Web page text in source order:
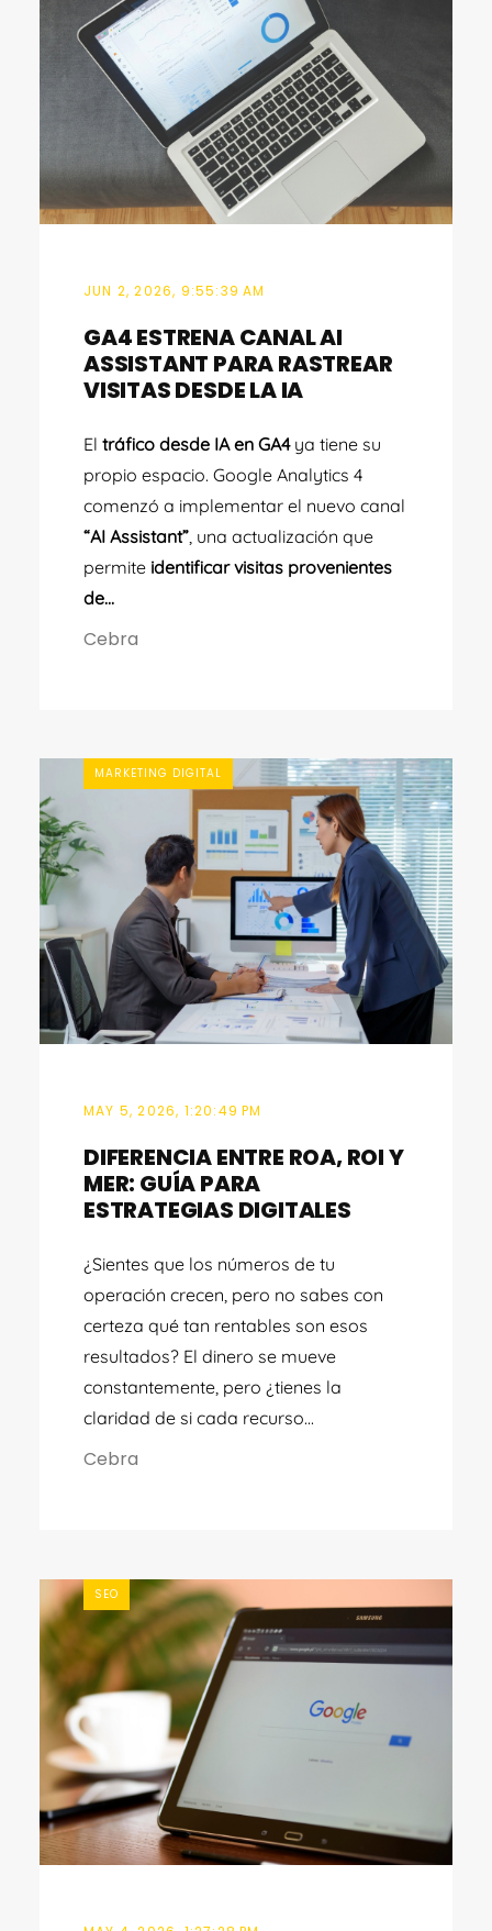
JUN 2, 2026, 9:55:39 AM
GA4 ESTRENA CANAL AI
ASSISTANT PARA RASTREAR
VISITAS DESDE LA IA
El tráfico desde IA en GA4ya tiene su
propio espacio. Google Analytics 4
comenzó a implementar el nuevo canal
“AI Assistant” , una actualización que
permite identificar visitas provenientes
de...
Cebra
MARKETING DIGITAL
MAY 5, 2026, 1:20:49 PM
DIFERENCIA ENTRE ROA, ROI Y
MER: GUÍA PARA
ESTRATEGIAS DIGITALES
¿Sientes que los números de tu
operación crecen, pero no sabes con
certeza qué tan rentables son esos
resultados? El dinero se mueve
constantemente, pero ¿tienes la
claridad de si cada recurso...
Cebra
SEO